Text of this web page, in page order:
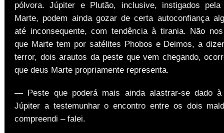
pólvora. Júpiter e Plutão, inclusive, instigados
Marte, podem ainda gozar de certa autoconfiança
até inconsequente, com tendência à tirania. Não
que Marte tem por satélites Phobos e Deimos, a
terror, dois arautos da peste que vem chegando,
que deus Marte propriamente representa.
— Peste que poderá mais ainda alastrar-se dado à
Júpiter a testemunhar o encontro entre os dois
compreendi – falei.